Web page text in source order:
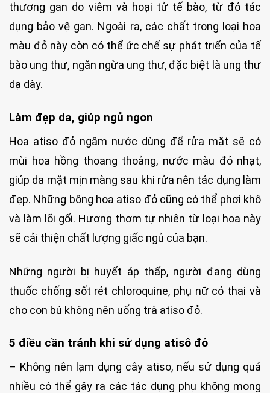
thương gan do viêm và hoại tử tế bào, từ đó tác
dụng bảo vệ gan. Ngoài ra, các chất trong loại hoa
màu đỏ này còn có thể ức chế sự phát triển của tế
bào ung thư, ngăn ngừa ung thư, đặc biệt là ung thư
dạ dày.
Làm đẹp da, giúp ngủ ngon
Hoa atiso đỏ ngâm nước dùng để rửa mặt sẽ có
mùi hoa hồng thoang thoảng, nước màu đỏ nhạt,
giúp da mặt mịn màng sau khi rửa nên tác dụng làm
đẹp. Những bông hoa atiso đỏ cũng có thể phơi khô
và làm lõi gối. Hương thơm tự nhiên từ loại hoa này
sẽ cải thiện chất lượng giấc ngủ của bạn.
Những người bị huyết áp thấp, người đang dùng
thuốc chống sốt rét chloroquine, phụ nữ có thai và
cho con bú không nên uống trà atiso đỏ.
5 điều cần tránh khi sử dụng atisô đỏ
– Không nên lạm dụng cây atiso, nếu sử dụng quá
nhiều có thể gây ra các tác dụng phụ không mong